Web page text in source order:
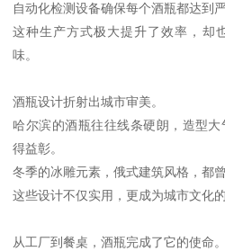
自动化检测设备确保每个酒瓶都达到
这种生产方式极大提升了效率，却
味。
酒瓶设计折射出城市审美。
哈尔滨的酒瓶往往线条硬朗，造型
得益彰。
冬季的冰雕元素，俄式建筑风格，都
这些设计不仅实用，更成为城市文化的
从工厂到餐桌，酒瓶完成了它的使命。